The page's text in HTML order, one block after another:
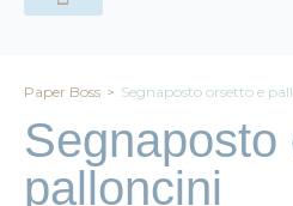
Paper Boss > Segnaposto orsetto e
Segnaposto
palloncini